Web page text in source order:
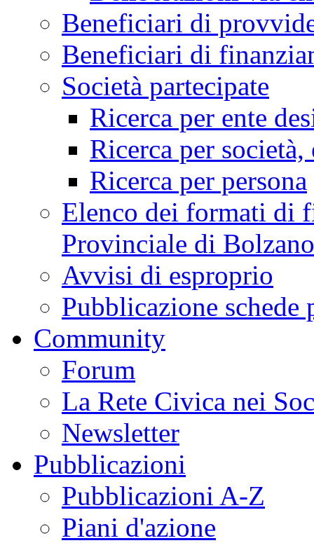
Beneficiari di
Beneficiari di
Società partecipate
Ricerca per ente
Ricerca per
Ricerca per persona
Elenco dei formati di
Provinciale di Bolzano
Avvisi di esproprio
Pubblicazione schede
Community
Forum
La Rete Civica nei
Newsletter
Pubblicazioni
Pubblicazioni A-Z
Piani d'azione